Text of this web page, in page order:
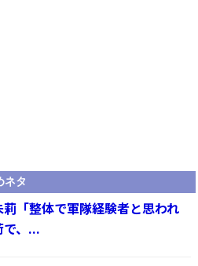
ネタ
莉「整体で軍隊経験者と思われ
で、...